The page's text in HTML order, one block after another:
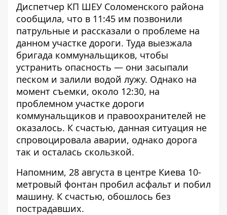
Диспетчер КП ШЕУ Соломенского района
сообщила, что в 11:45 им позвонили
патрульные и рассказали о проблеме на
данном участке дороги. Туда выезжала
бригада коммунальщиков, чтобы
устранить опасность — они засыпали
песком и залили водой лужу. Однако на
момент съемки, около 12:30, на
проблемном участке дороги
коммунальщиков и правоохранителей не
оказалось. К счастью, данная ситуация не
спровоцировала аварии, однако дорога
так и осталась скользкой.
Напомним, 28 августа в центре Киева 10-
метровый фонтан пробил асфальт и побил
машину. К счастью, обошлось без
пострадавших.